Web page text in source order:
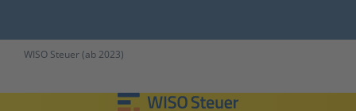
WISO Steuer (ab 2023)